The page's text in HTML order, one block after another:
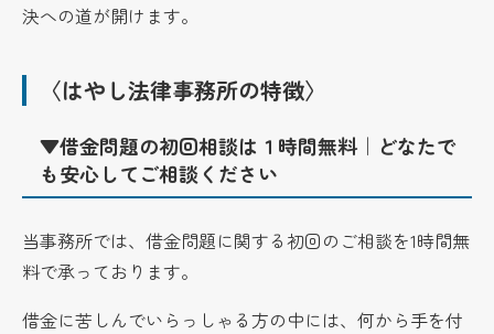
決への道が開けます。
〈はやし法律事務所の特徴〉
▼借金問題の初回相談は１時間無料｜どなたで
も安心してご相談ください
当事務所では、借金問題に関する初回のご相談を1時間無
料で承っております。
借金に苦しんでいらっしゃる方の中には、何から手を付